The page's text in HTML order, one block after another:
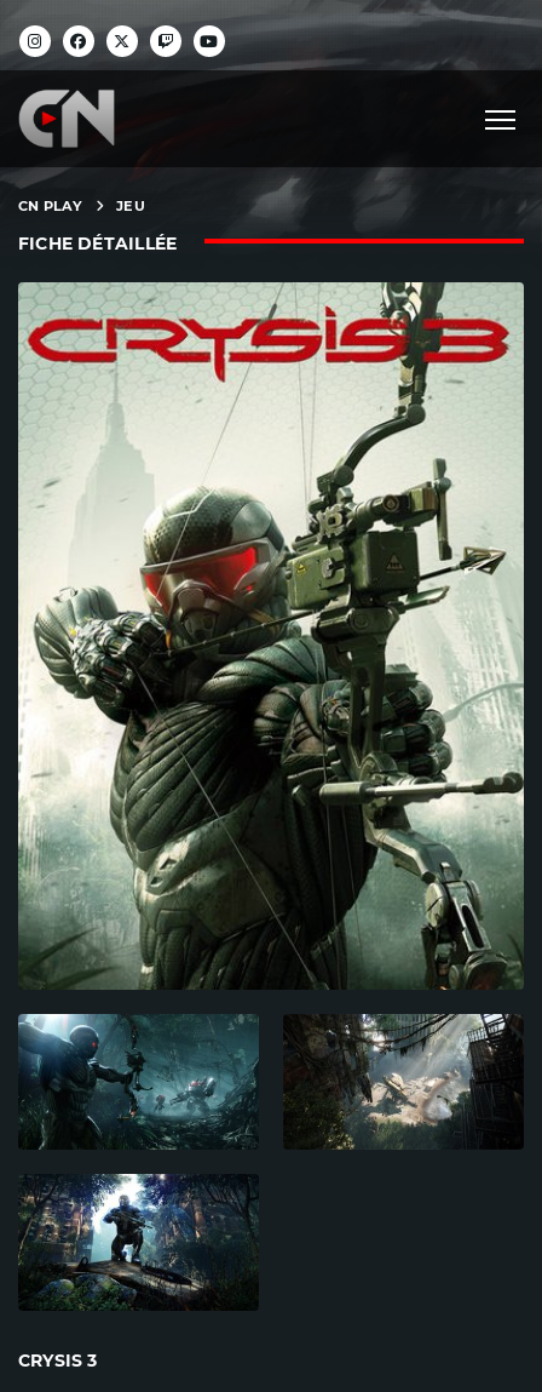
CN PLAY JEU
FICHE DÉTAILLÉE
CRYSIS 3